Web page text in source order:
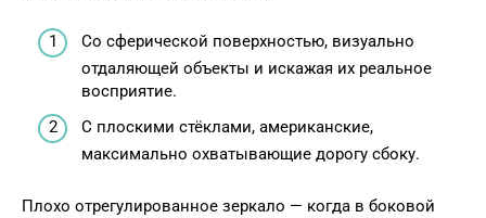
Со сферической поверхностью, визуально
отдаляющей объекты и искажая их реальное
восприятие.
С плоскими стёклами, американские,
максимально охватывающие дорогу сбоку.
Плохо отрегулированное зеркало — когда в боковой